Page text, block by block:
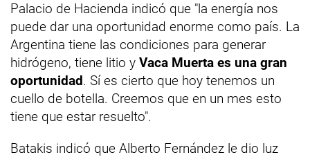
Palacio de Hacienda indicó que "la energía nos
puede dar una oportunidad enorme como país. La
Argentina tiene las condiciones para generar
hidrógeno, tiene litio y Vaca Muerta es una gran
oportunidad. Sí es cierto que hoy tenemos un
cuello de botella. Creemos que en un mes esto
tiene que estar resuelto".
Batakis indicó que Alberto Fernández le dio luz